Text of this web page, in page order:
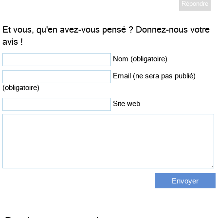
Répondre
Et vous, qu'en avez-vous pensé ? Donnez-nous votre
avis !
Nom (obligatoire)
Email (ne sera pas publié)
(obligatoire)
Site web